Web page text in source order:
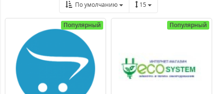
По умолчанию 15
Популярный Популярный